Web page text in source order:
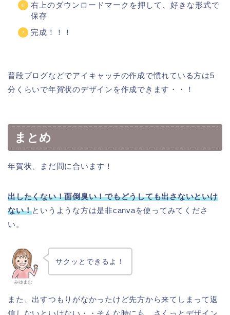
右上のダウンロードマークを押して、好きな形式で
保存
完成！！！
普段ブログなどでアイキャッチの作成で慣れている方は5
分くらいで年賀状のデザインを作成できます・・！
まとめ
年賀状、まだ間に合います！
出したくない！面倒臭い！でもどうしても出さないといけ
ない！というような方は是非canvaを使ってみてくださ
い。
みゆまむ
サクッとできるよ！
また、出すつもりがなかったけど先方から来てしまって返
信しないといけない・・そんな時にも、さくっとデザイン